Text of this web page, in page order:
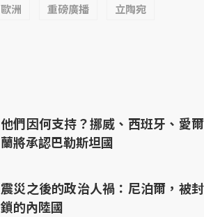
歐洲 重磅廣播 立陶宛
他們因何支持？挪威、西班牙、愛爾
蘭將承認巴勒斯坦國
震災之後的政治人禍：尼泊爾，被封
鎖的內陸國